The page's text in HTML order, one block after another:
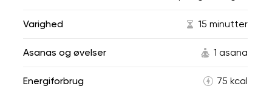
Varighed 15 minutter
Asanas og øvelser 1 asana
Energiforbrug 75 kcal